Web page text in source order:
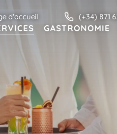
d'accueil (+34) 871
GASTRONOMIE